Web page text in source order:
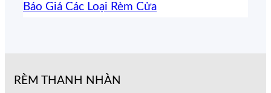
Báo Giá Các Loại Rèm Cửa
RÈM THANH NHÀN